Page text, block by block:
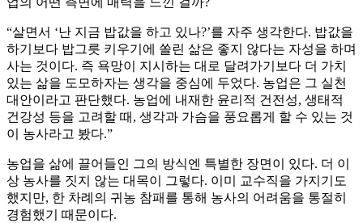
“살면서 ‘난 지금 밥값을 하고 있나?’를 자주 생각한다. 밥값을
하기보다 밥그릇 키우기에 쏠린 삶은 좋지 않다는 자성을 하며
사는 것이다. 즉 욕망이 지시하는 대로 달려가기보다 더 가치
있는 삶을 도모하자는 생각을 중심에 두었다. 농업은 그 실천
대안이라고 판단했다. 농업에 내재한 윤리적 건전성, 생태적
건강성 등을 고려할 때, 생각과 가슴을 풍요롭게 할 수 있는 것
이 농사라고 봤다.”
농업을 삶에 끌어들인 그의 방식엔 특별한 장면이 있다. 더 이
상 농사를 짓지 않는 대목이 그렇다. 이미 교수직을 가지기도
했지만, 한 차례의 귀농 참패를 통해 농사의 어려움을 통절히
경험했기 때문이다.